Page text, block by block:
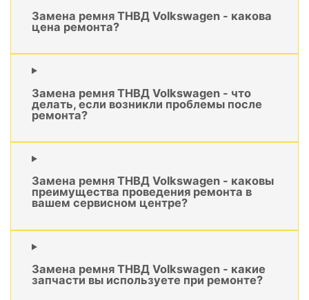
Замена ремня ТНВД Volkswagen - какова
цена ремонта?
Замена ремня ТНВД Volkswagen - что
делать, если возникли проблемы после
ремонта?
Замена ремня ТНВД Volkswagen - каковы
преимущества проведения ремонта в
вашем сервисном центре?
Замена ремня ТНВД Volkswagen - какие
запчасти вы используете при ремонте?